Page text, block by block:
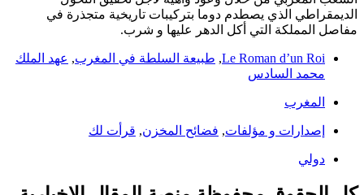
الديمقراطي الذي يصطدم دوما بتركيبات تاريخية متجذرة في
مفاصل المملكة التي أكل الدهر عليها و شرب.
Le Roman d’un Roi
, طبيعة السلطة في المغرب, عهد الملك
محمد السادس
المغرب
إصدارات و مؤلفات, فضائح المخزن, قرأت لك
دولي